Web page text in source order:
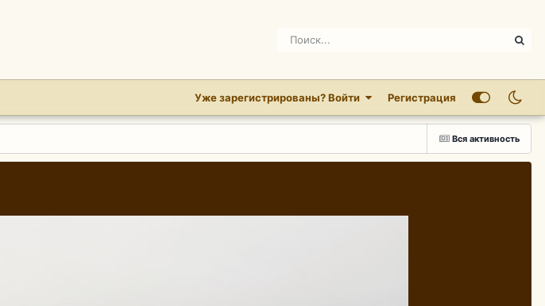
Уже зарегистрированы? Войти Регистрация
Вся активность